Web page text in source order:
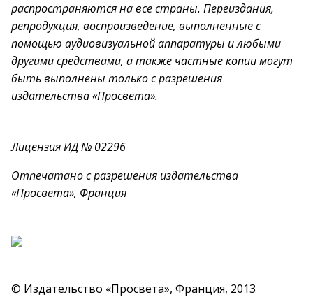
распространяются на все страны. Переиздания,
репродукция, воспроизведение, выполненные с
помощью аудиовизуальной аппаратуры и любыми
другими средствами, а также частные копии могут
быть выполнены только с разрешения
издательства «Просвета».
Лицензия ИД № 02296
Отпечатано с разрешения издательства
«Просвета», Франция
© Издательство «Просвета», Франция, 2013